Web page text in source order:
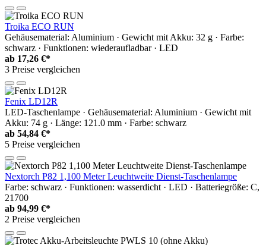
Troika ECO RUN
Gehäusematerial: Aluminium · Gewicht mit Akku: 32 g · Farbe:
schwarz · Funktionen: wiederaufladbar · LED
ab 17,26 €*
3 Preise vergleichen
Fenix LD12R
LED-Taschenlampe · Gehäusematerial: Aluminium · Gewicht mit
Akku: 74 g · Länge: 121.0 mm · Farbe: schwarz
ab 54,84 €*
5 Preise vergleichen
Nextorch P82 1,100 Meter Leuchtweite Dienst-Taschenlampe
Farbe: schwarz · Funktionen: wasserdicht · LED · Batteriegröße: C,
21700
ab 94,99 €*
2 Preise vergleichen